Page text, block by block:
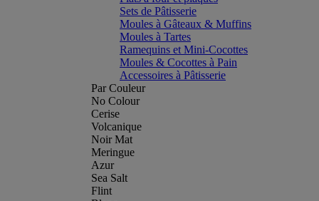
Sets de Pâtisserie
Moules à Gâteaux & Muffins
Moules à Tartes
Ramequins et Mini-Cocottes
Moules & Cocottes à Pain
Accessoires à Pâtisserie
Par Couleur
No Colour
Cerise
Volcanique
Noir Mat
Meringue
Azur
Sea Salt
Flint